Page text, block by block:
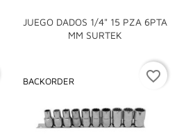
JUEGO DADOS 1/4" 15 PZA 6PTA
MM SURTEK

BACKORDER favorite_border